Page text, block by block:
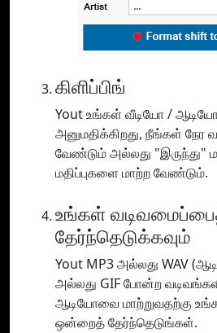
கிளிப்பிங்
Yout உங்கள் வீடியோ /
அனுமதிக்கிறது, நீங்கள் நேர
வேண்டும் அல்லது "இருந்து"
மதிப்புகளை மாற்ற வேண்டும்.
உங்கள்
தேர்ந்தெடுக்கவும்
Yout MP3 அல்லது WAV
அல்லது GIF போன்ற
ஆடியோவை மாற்றுவதற்கு
ஒன்றைத் தேர்ந்தெடுங்கள்.